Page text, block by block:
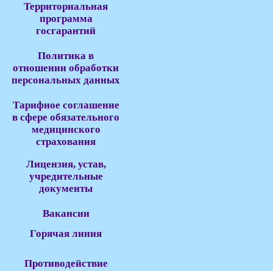
Территориальная
программа
госгарантий
Политика в
отношении обработки
персональных данных
Тарифное соглашение
в сфере обязательного
медицинского
страхования
Лицензия, устав,
учредительные
документы
Вакансии
Горячая линия
Противодействие